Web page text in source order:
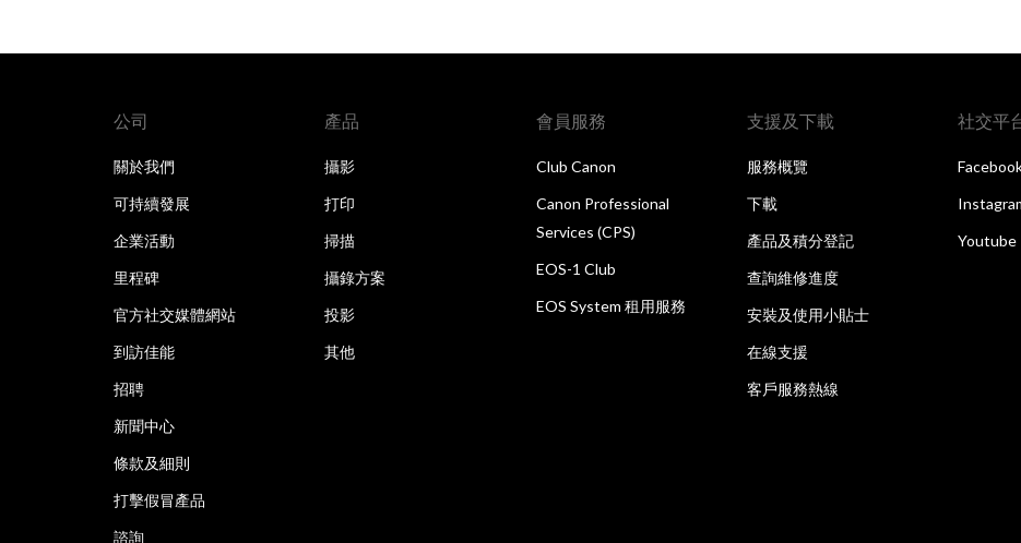
公司
關於我們
可持續發展
企業活動
里程碑
官方社交媒體網站
到訪佳能
招聘
新聞中心
條款及細則
打擊假冒產品
諮詢
產品
攝影
打印
掃描
攝錄方案
投影
其他
會員服務
Club Canon
Canon Professional
Services (CPS)
EOS-1 Club
EOS System 租用服務
支援及下載
服務概覽
下載
產品及積分登記
查詢維修進度
安裝及使用小貼士
在線支援
客戶服務熱線
社交平
Youtube